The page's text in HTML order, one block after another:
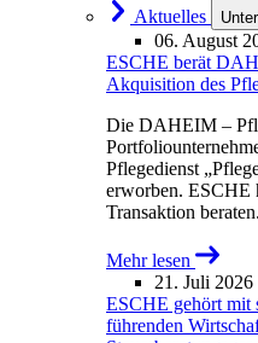
Aktuelles
06. August
ESCHE berät
Akquisition des
Die DAHEIM –
Pflegedienst
erworben.
Transaktion beraten.
Mehr lesen
21. Juli 2026
ESCHE gehört mit
führenden